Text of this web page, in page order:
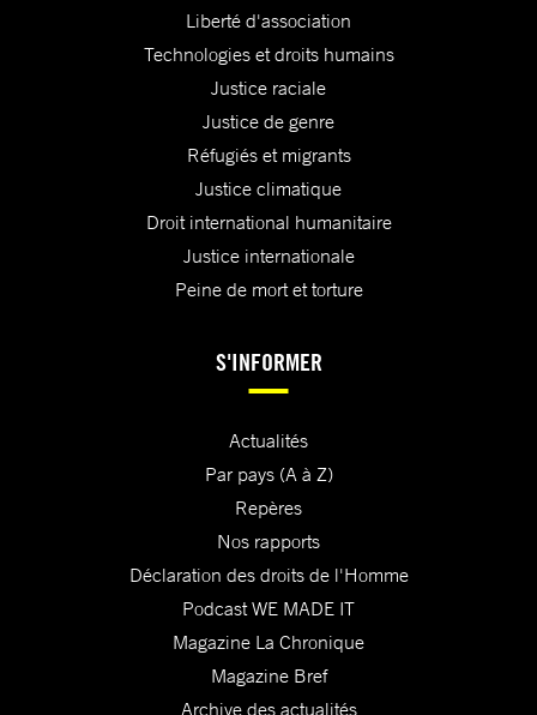
Liberté d'association
Technologies et droits humains
Justice raciale
Justice de genre
Réfugiés et migrants
Justice climatique
Droit international humanitaire
Justice internationale
Peine de mort et torture
S'INFORMER
Actualités
Par pays (A à Z)
Repères
Nos rapports
Déclaration des droits de l'Homme
Podcast WE MADE IT
Magazine La Chronique
Magazine Bref
Archive des actualités